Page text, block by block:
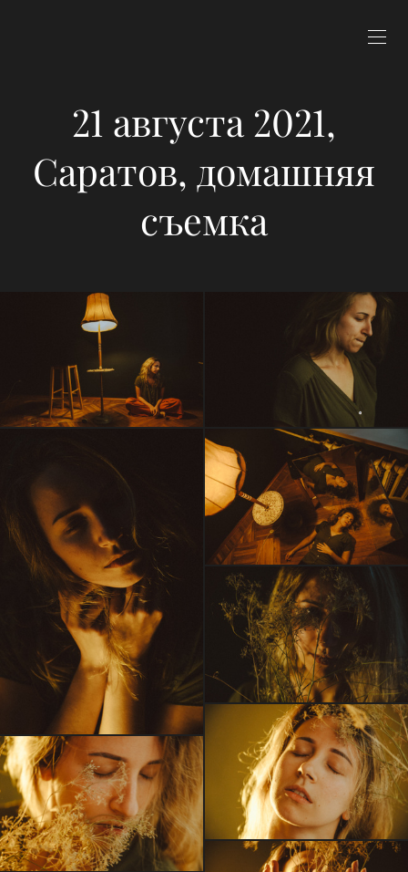
21 августа 2021,
Саратов, домашняя
съемка